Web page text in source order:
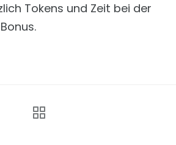
Tokens und Zeit bei der